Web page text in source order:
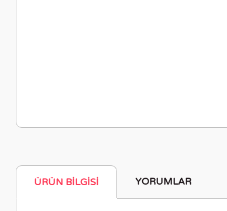
ÜRÜN BILGISI YORUMLAR